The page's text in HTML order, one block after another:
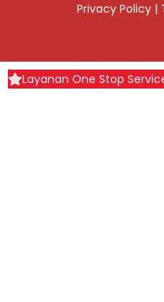
Privacy Policy |
Layanan One Stop